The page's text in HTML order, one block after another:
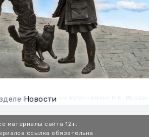
Новости
краеведческий музей имени Н.Н.
материалы сайта 12+.
ссылка обязательна